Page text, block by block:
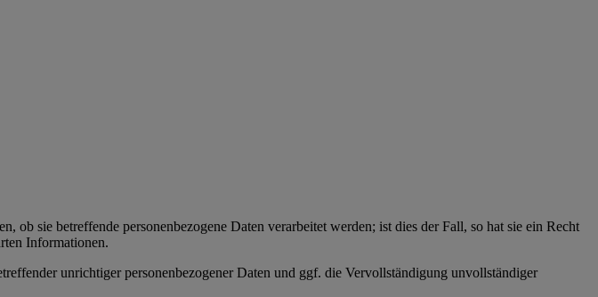
sie betreffende personenbezogene Daten verarbeitet werden; ist dies der Fall, so hat sie ein Recht
Informationen.
unrichtiger personenbezogener Daten und ggf. die Vervollständigung unvollständiger